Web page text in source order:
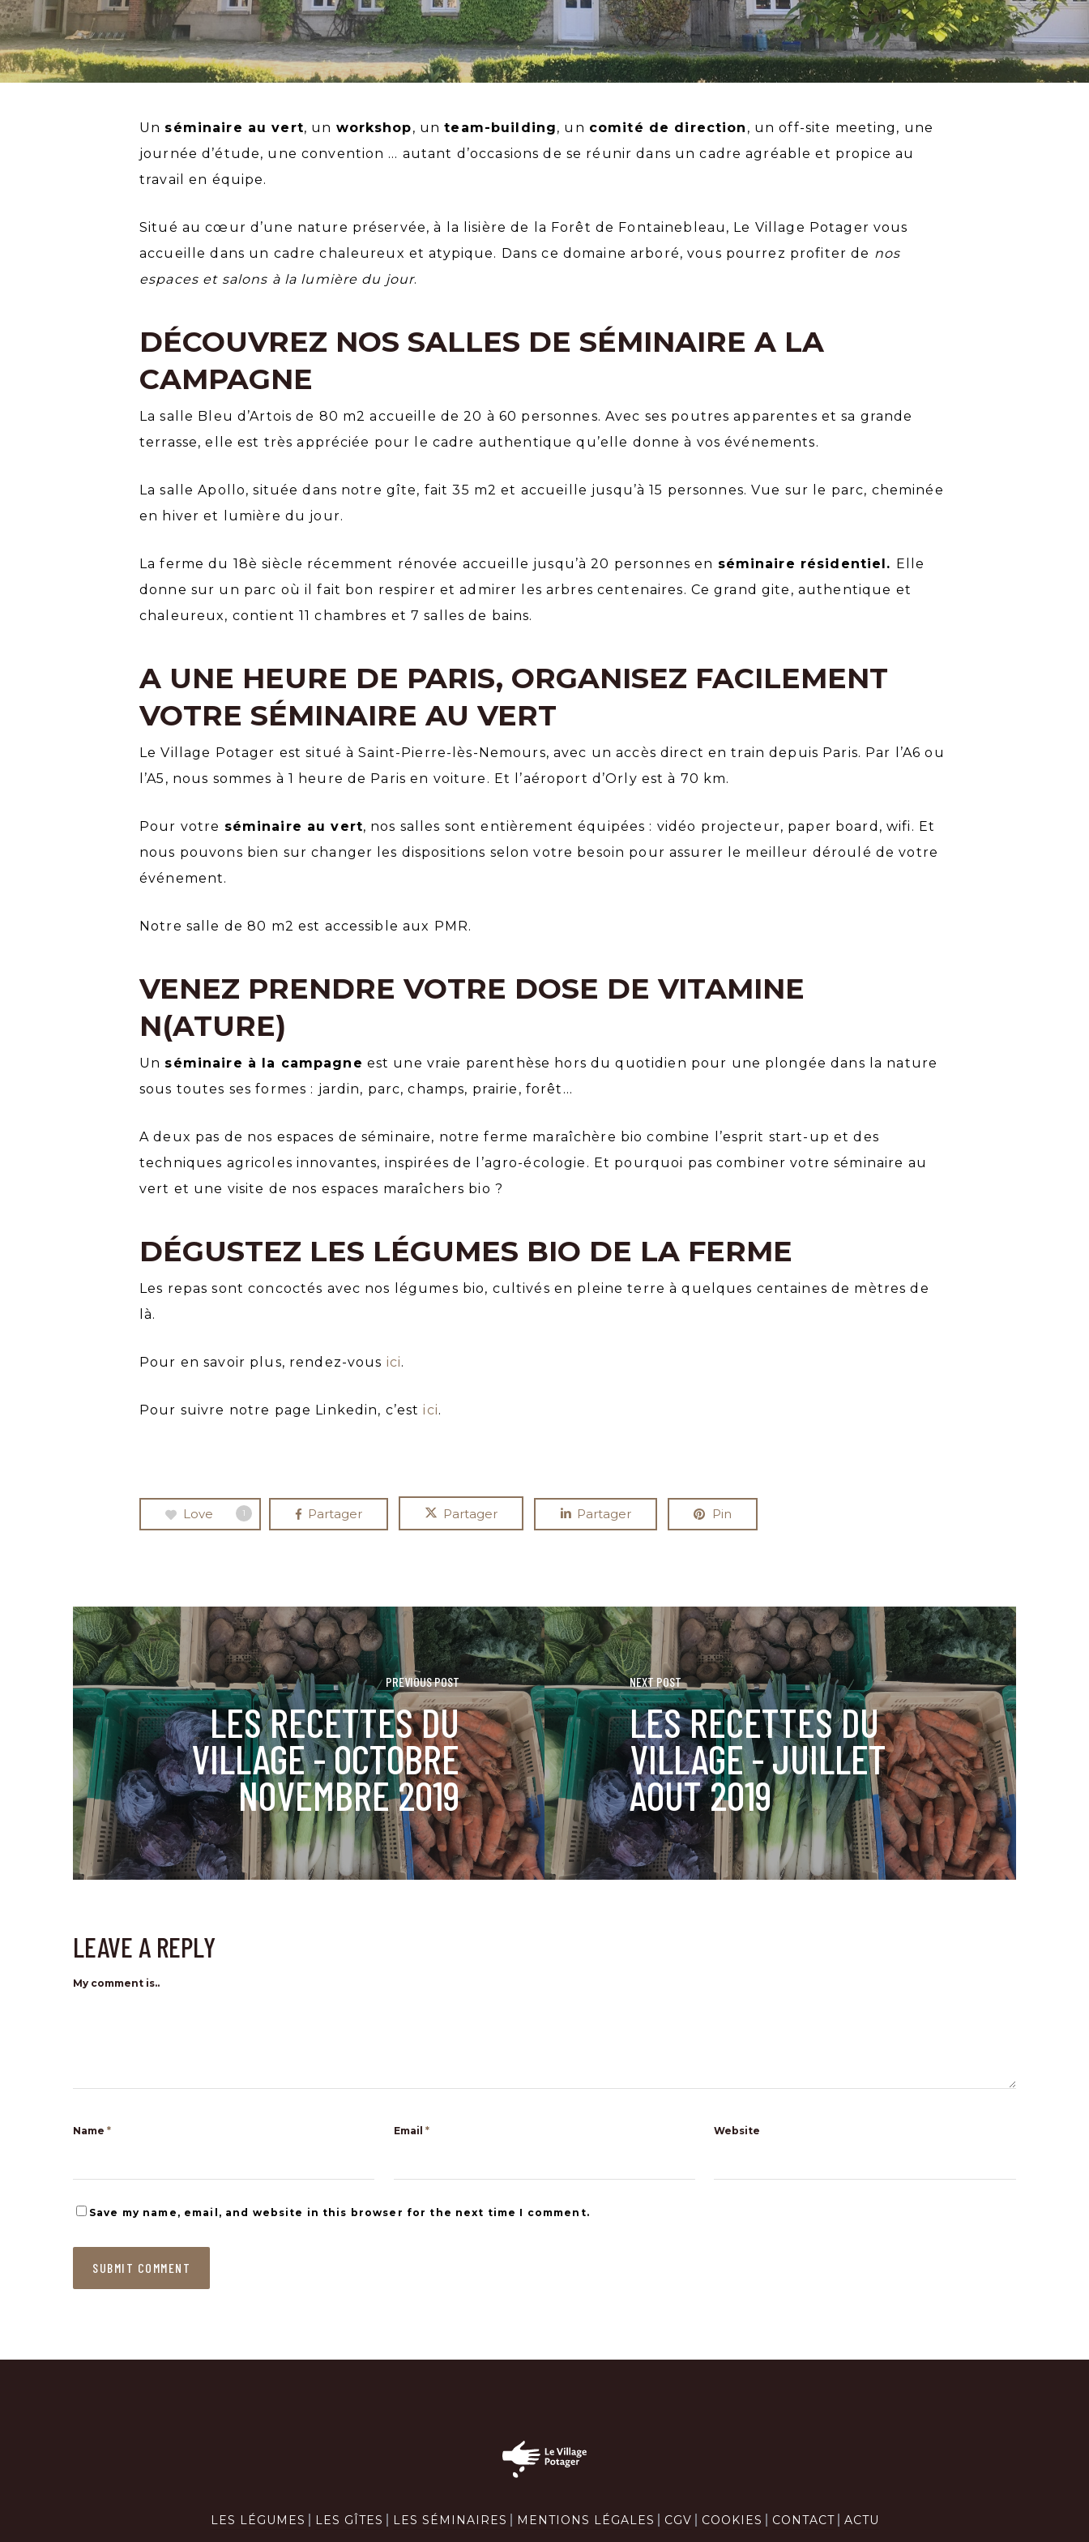
Un séminaire au vert, un workshop, unteam-building, un comité de direction , un off-site meeting, une
journée d’étude, une convention … autant d’occasions de se réunir dans un cadre agréable et propice au
travail en équipe.
Situé au cœur d’une nature préservée, à la lisière de la Forêt de Fontainebleau, Le Village Potager vous
accueille dans un cadre chaleureux et atypique. Dans ce domaine arboré, vous pourrez profiter de nos
espaces et salons à la lumière du jour.
DÉCOUVREZ NOS SALLES DE SÉMINAIRE A LA
CAMPAGNE
La salle Bleu d’Artois de 80 m2 accueille de 20 à 60 personnes. Avec ses poutres apparentes et sa grande
terrasse, elle est très appréciée pour le cadre authentique qu’elle donne à vos événements.
La salle Apollo, située dans notre gîte, fait 35 m2 et accueille jusqu’à 15 personnes. Vue sur le parc, cheminée
en hiver et lumière du jour.
La ferme du 18è siècle récemment rénovée accueille jusqu’à 20 personnes en séminaire résidentiel. Elle
donne sur un parc où il fait bon respirer et admirer les arbres centenaires. Ce grand gite, authentique et
chaleureux, contient 11 chambres et 7 salles de bains.
A UNE HEURE DE PARIS, ORGANISEZ FACILEMENT
VOTRE SÉMINAIRE AU VERT
Le Village Potager est situé à Saint-Pierre-lès-Nemours, avec un accès direct en train depuis Paris. Par l’A6 ou
l’A5, nous sommes à 1 heure de Paris en voiture. Et l’aéroport d’Orly est à 70 km.
Pour votre séminaire au vert, nos salles sont entièrement équipées : vidéo projecteur, paper board, wifi. Et
nous pouvons bien sur changer les dispositions selon votre besoin pour assurer le meilleur déroulé de votre
événement.
Notre salle de 80 m2 est accessible aux PMR.
VENEZ PRENDRE VOTRE DOSE DE VITAMINE
N(ATURE)
Un séminaire à la campagne est une vraie parenthèse hors du quotidien pour une plongée dans la nature
sous toutes ses formes : jardin, parc, champs, prairie, forêt…
A deux pas de nos espaces de séminaire, notre ferme maraîchère bio combine l’esprit start-up et des
techniques agricoles innovantes, inspirées de l’agro-écologie. Et pourquoi pas combiner votre séminaire au
vert et une visite de nos espaces maraîchers bio ?
DÉGUSTEZ LES LÉGUMES BIO DE LA FERME
Les repas sont concoctés avec nos légumes bio, cultivés en pleine terre à quelques centaines de mètres de
là.
Pour en savoir plus, rendez-vous ici.
Pour suivre notre page Linkedin, c’estici.
Love 1 Partager Partager Partager Pin
PREVIOUS POST
LES RECETTES DU
VILLAGE - OCTOBRE
NOVEMBRE 2019
NEXT POST
LES RECETTES DU
VILLAGE - JUILLET
AOUT 2019
LEAVE A REPLY
My comment is..
Name * Email * Website
Save my name, email, and website in this browser for the next time I comment.
LES LÉGUMES LES GÎTES LES SÉMINAIRES MENTIONS LÉGALES CGV COOKIES CONTACT ACTU